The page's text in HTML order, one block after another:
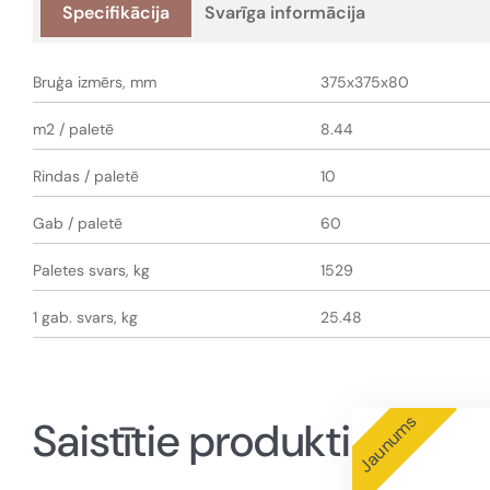
Specifikācija Svarīga informācija
Bruģa izmērs, mm 375x375x80
m2 / paletē 8.44
Rindas / paletē 10
Gab / paletē 60
Paletes svars, kg 1529
1 gab. svars, kg 25.48
Saistītie produktiJaunums